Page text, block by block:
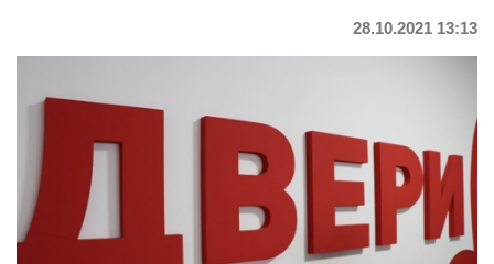
28.10.2021 13:13